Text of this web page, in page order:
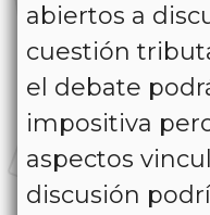
abiertos a
cuestión
el debate
impositiva
aspectos
discusión